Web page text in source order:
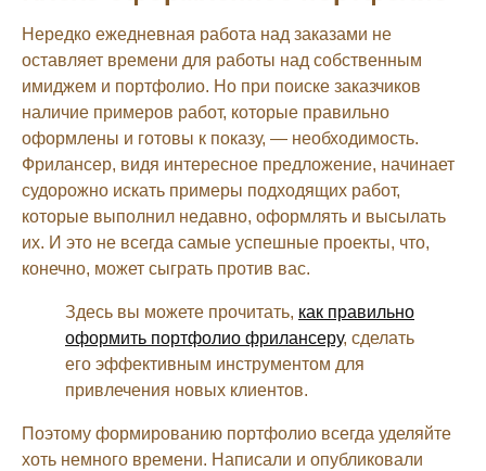
Нередко ежедневная работа над заказами не
оставляет времени для работы над собственным
имиджем и портфолио. Но при поиске заказчиков
наличие примеров работ, которые правильно
оформлены и готовы к показу, — необходимость.
Фрилансер, видя интересное предложение, начинает
судорожно искать примеры подходящих работ,
которые выполнил недавно, оформлять и высылать
их. И это не всегда самые успешные проекты, что,
конечно, может сыграть против вас.
Здесь вы можете прочитать, как правильно
оформить портфолио фрилансеру, сделать
его эффективным инструментом для
привлечения новых клиентов.
Поэтому формированию портфолио всегда уделяйте
хоть немного времени. Написали и опубликовали